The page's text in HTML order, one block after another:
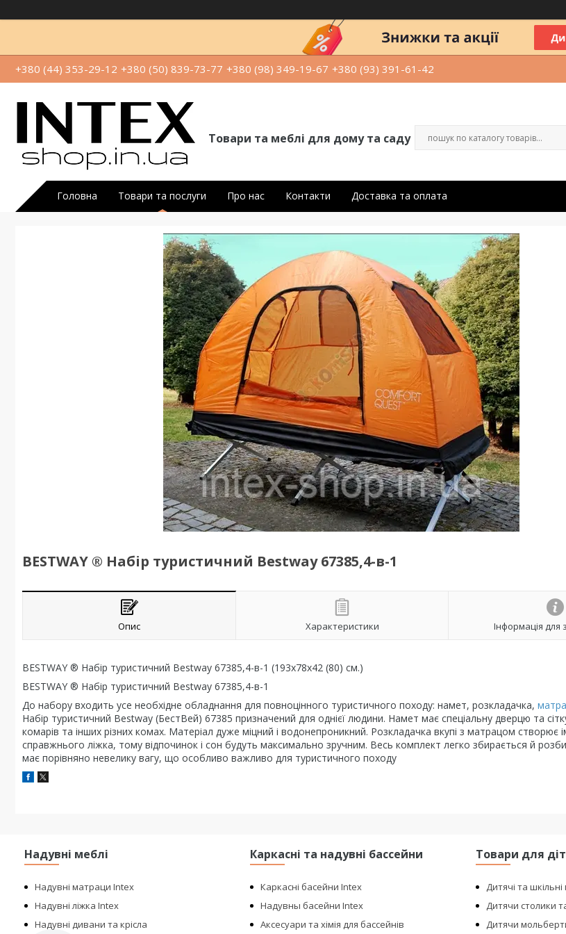
+380 (44) 353-29-12 +380 (50) 839-73-77 +380 (98) 349-19-67 +380 (93) 391-61-42
Товари та меблі для дому та саду
Головна Товари та послуги Про нас Контакти Доставка та оплата
BESTWAY ® Набір туристичний Bestway 67385,4-в-1
Опис Характеристики Інформація для
BESTWAY ® Набір туристичний Bestway 67385,4-в-1 (193х78х42 (80) см.)
BESTWAY ® Набір туристичний Bestway 67385,4-в-1
До набору входить усе необхідне обладнання для повноцінного туристичного походу: намет, розкладачка,
Набір туристичний Bestway (БестВей) 67385 призначений для однієї людини. Намет має спеціальну дверцю та
комарів та інших різних комах. Матеріал дуже міцний і водонепроникний. Розкладачка вкупі з матрацом створює
справжнього ліжка, тому відпочинок і сон будуть максимально зручним. Весь комплект легко збирається й
має порівняно невелику вагу, що особливо важливо для туристичного походу
Надувні меблі
Надувні матраци Intex
Надувні ліжка Intex
Надувні дивани та крісла
Каркасні та надувні бассейни
Каркасні басейни Intex
Надувны басейни Intex
Аксесуари та хімія для бассейнів
Товари для
Дитячі та
Дитячи столики
Дитячи